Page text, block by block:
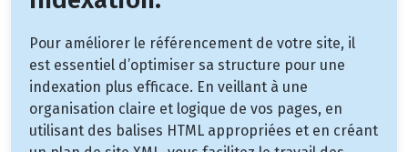
Pour améliorer le référencement de votre site, il
est essentiel d’optimiser sa structure pour une
indexation plus efficace. En veillant à une
organisation claire et logique de vos pages, en
utilisant des balises HTML appropriées et en créant